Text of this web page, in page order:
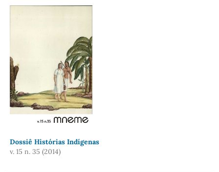
Dossiê Histórias Indígenas
v. 15 n. 35 (2014)